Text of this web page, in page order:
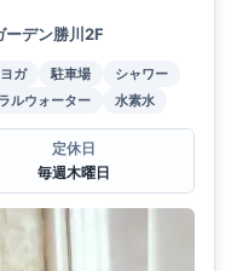
ーデン勝川2F
ガ 駐車場
シャワー
ルウォーター 水素水
定休日
毎週木曜日